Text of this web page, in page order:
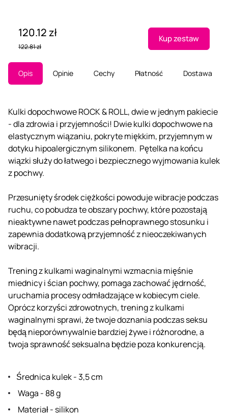
120.12 zł
122.81 zł
Kup zestaw
Opis Opinie Cechy Płatność Dostawa
Kulki dopochwowe ROCK & ROLL, dwie w jednym pakiecie
- dla zdrowia i przyjemności! Dwie kulki dopochwowe na
elastycznym wiązaniu, pokryte miękkim, przyjemnym w
dotyku hipoalergicznym silikonem. Pętelka na końcu
wiązki służy do łatwego i bezpiecznego wyjmowania kulek
z pochwy.
Przesunięty środek ciężkości powoduje wibracje podczas
ruchu, co pobudza te obszary pochwy, które pozostają
nieaktywne nawet podczas pełnoprawnego stosunku i
zapewnia dodatkową przyjemność z nieoczekiwanych
wibracji.
Trening z kulkami waginalnymi wzmacnia mięśnie
miednicy i ścian pochwy, pomaga zachować jędrność,
uruchamia procesy odmładzające w kobiecym ciele.
Oprócz korzyści zdrowotnych, trening z kulkami
waginalnymi sprawi, że twoje doznania podczas seksu
będą nieporównywalnie bardziej żywe i różnorodne, a
twoja sprawność seksualna będzie poza konkurencją.
Średnica kulek - 3,5 cm
Waga - 88 g
Materiał - silikon